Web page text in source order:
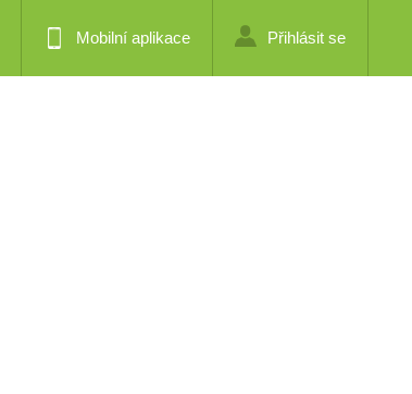
Mobilní aplikace Přihlásit se